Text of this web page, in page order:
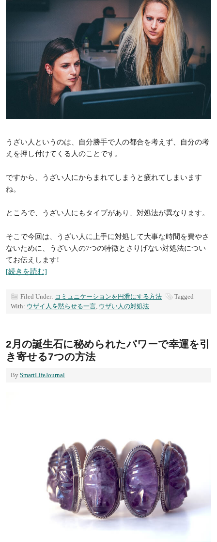
うざい人というのは、自分勝手で人の都合を考えず、自分の考
えを押し付けてくる人のことです。
ですから、うざい人にからまれてしまうと疲れてしまいます
ね。
ところで、うざい人にもタイプがあり、対処法が異なります。
そこで今回は、うざい人に上手に対処して大事な時間を費やさ
ないために、うざい人の7つの特徴とさりげない対処法につい
てお伝えします!
[続きを読む]
Filed Under: コミュニケーションを円滑にする方法
Tagged
With: ウザイ人を黙らせる一言 ウザい人の対処法
2月の誕生石に秘められたパワーで幸運を引
き寄せる7つの方法
By SmartLifeJournal